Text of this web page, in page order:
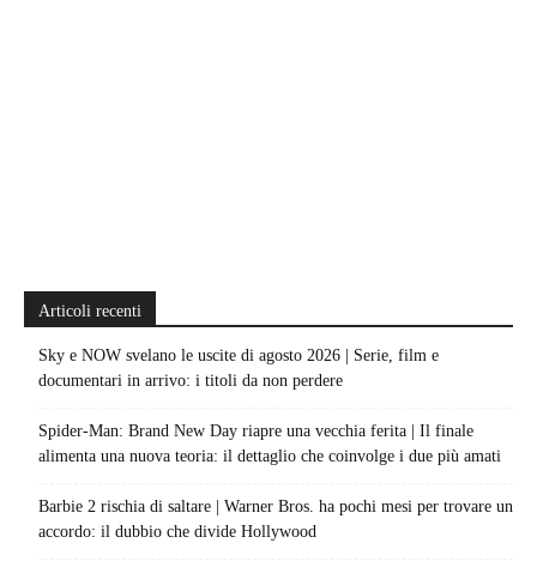
Articoli recenti
Sky e NOW svelano le uscite di agosto 2026 | Serie, film e
documentari in arrivo: i titoli da non perdere
Spider-Man: Brand New Day riapre una vecchia ferita | Il finale
alimenta una nuova teoria: il dettaglio che coinvolge i due più amati
Barbie 2 rischia di saltare | Warner Bros. ha pochi mesi per trovare un
accordo: il dubbio che divide Hollywood